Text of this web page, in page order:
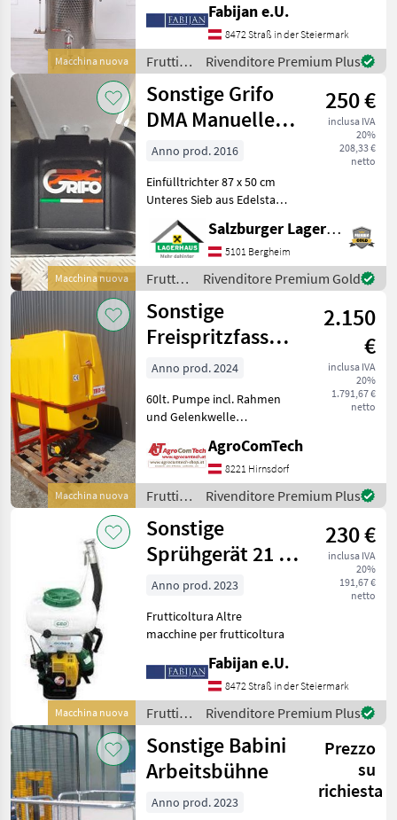
Macchina nuova
Destillationsmethode“. Man
kann in einem Arbeitsgang
hochprozentige Destillate
gewinnen. Dank dieser
Techn
Fabijan e.U.
8472 Straß in der Steiermark
Frutticoltura
/
Sonstige
Rivenditore Premium Plus
Macchina nuova
Sonstige Grifo
DMA Manuelle
Traubenmühle/
250 €
inclusa IVA
20%
208,33 €
netto
Anno prod. 2016
Einfülltrichter 87 x 50 cm
Unteres Sieb aus Edelstahl
Seitliches manuelles
Zahnradgetriebe
Frutticoltura Altre
macchine per frutticoltura
Salzburger Lagerhaus-Technik
5101 Bergheim
Frutticoltura
/
Sonstige
Rivenditore Premium Gold
Macchina nuova
Sonstige
Freispritzfass
600
2.150
€
inclusa IVA
20%
1.791,67 €
netto
Anno prod. 2024
60lt. Pumpe incl. Rahmen
und Gelenkwelle
macchine per frutticoltura
AgroComTech
8221 Hirnsdorf
Frutticoltura
/
Sonstige
Rivenditore Premium Plus
Macchina nuova
Sonstige
Sprühgerät 21 l,
52 CC
230 €
inclusa IVA
20%
191,67 €
netto
Anno prod. 2023
Frutticoltura Altre
macchine per frutticoltura
Fabijan e.U.
8472 Straß in der Steiermark
Frutticoltura
/
Sonstige
Rivenditore Premium Plus
Sonstige Babini
Arbeitsbühne
Prezzo
su
richiesta
Anno prod. 2023